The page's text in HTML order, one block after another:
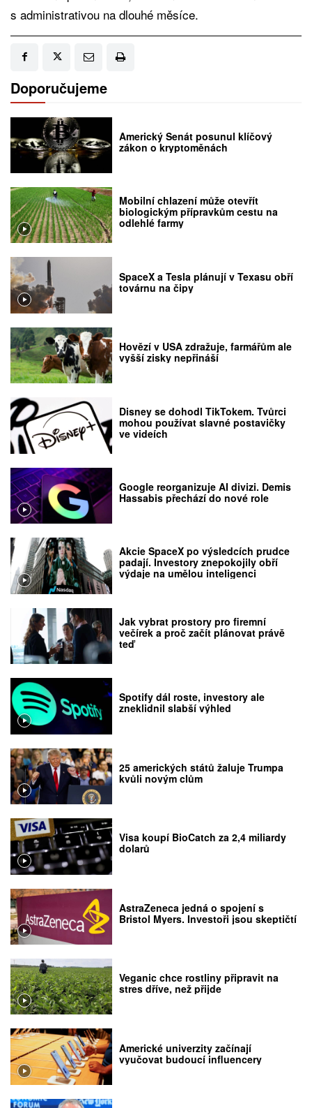
s administrativou na dlouhé měsíce.
Doporučujeme
Americký Senát posunul klíčový
zákon o kryptoměnách
Mobilní chlazení může otevřít
biologickým přípravkům cestu na
odlehlé farmy
SpaceX a Tesla plánují v Texasu obří
továrnu na čipy
Hovězí v USA zdražuje, farmářům ale
vyšší zisky nepřináší
Disney se dohodl TikTokem. Tvůrci
mohou používat slavné postavičky
ve videích
Google reorganizuje AI divizi. Demis
Hassabis přechází do nové role
Akcie SpaceX po výsledcích prudce
padají. Investory znepokojily obří
výdaje na umělou inteligenci
Jak vybrat prostory pro firemní
večírek a proč začít plánovat právě
teď
Spotify dál roste, investory ale
zneklidnil slabší výhled
25 amerických států žaluje Trumpa
kvůli novým clům
Visa koupí BioCatch za 2,4 miliardy
dolarů
AstraZeneca jedná o spojení s
Bristol Myers. Investoři jsou skeptičtí
Veganic chce rostliny připravit na
stres dříve, než přijde
Americké univerzity začínají
vyučovat budoucí influencery